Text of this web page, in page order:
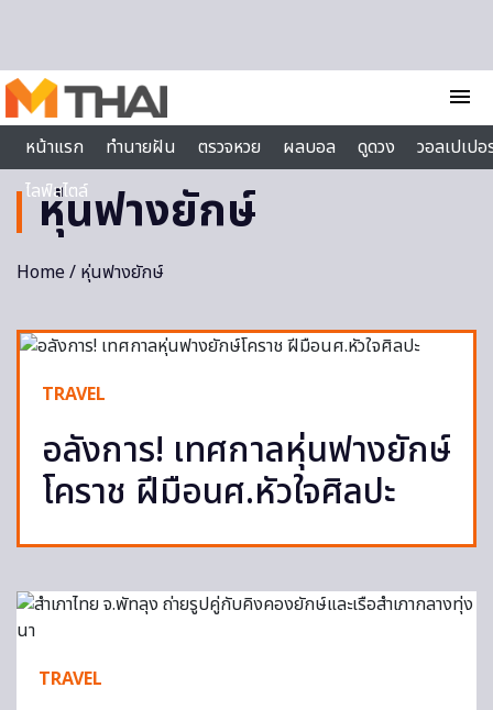
menu
หน้าแรก
ทำนายฝัน ตรวจหวย ผลบอล ดูดวง
วอลเปเป
ไลฟ์สไตล์
หุ่นฟางยักษ์
Home/ หุ่นฟางยักษ์
TRAVEL
อลังการ! เทศกาลหุ่นฟางยักษ์
โคราช ฝีมือนศ.หัวใจศิลปะ
TRAVEL